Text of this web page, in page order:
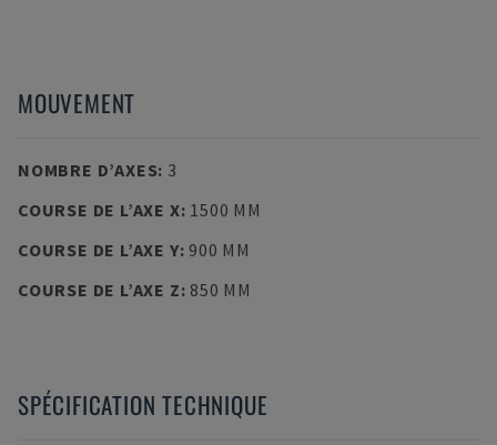
MOUVEMENT
NOMBRE D’AXES: 3
COURSE DE L’AXE X: 1500 MM
COURSE DE L’AXE Y: 900 MM
COURSE DE L’AXE Z: 850 MM
SPÉCIFICATION TECHNIQUE